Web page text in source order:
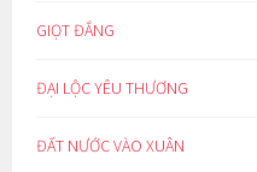
GIỌT ĐẮNG
ĐẠI LỘC YÊU THƯƠNG
ĐẤT NƯỚC VÀO XUÂN